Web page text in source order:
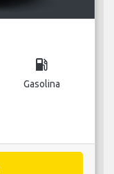
local_gas_station
Gasolina